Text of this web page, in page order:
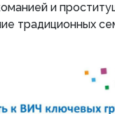
и
традиционных